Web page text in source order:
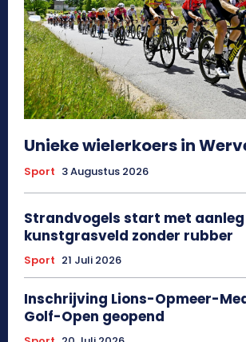
Unieke wielerkoers in
Sport 3 Augustus 2026
Strandvogels start met
kunstgrasveld zonder rubber
Sport 21 Juli 2026
Inschrijving Lions-Opmeer-
Golf-Open geopend